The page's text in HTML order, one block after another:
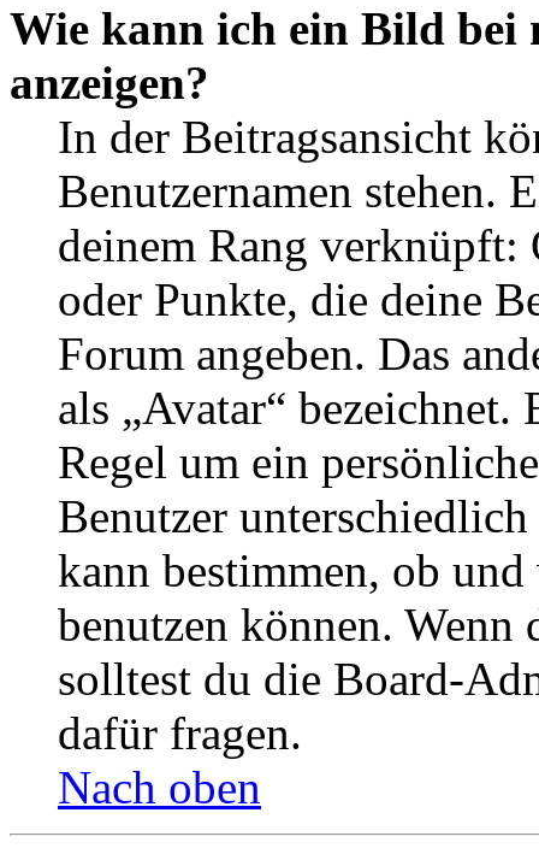
Wie kann ich ein Bild bei
anzeigen?
In der Beitragsansicht
Benutzernamen stehen.
deinem Rang verknüpft:
oder Punkte, die deine
Forum angeben. Das
als „Avatar“
Regel um ein
Benutzer
kann bestimmen, ob
benutzen können. Wenn
solltest du die Board-
dafür fragen.
Nach oben